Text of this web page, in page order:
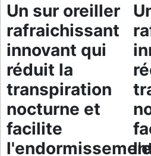
Un sur oreiller
rafraichissant
innovant qui
réduit la
transpiration
nocturne et
facilite